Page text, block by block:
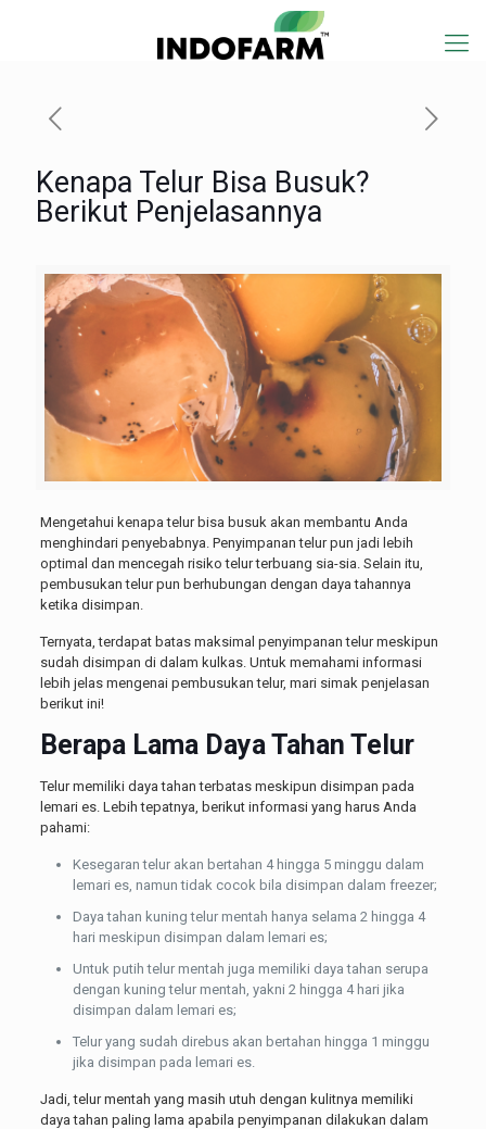
Kenapa Telur Bisa Busuk?
Berikut Penjelasannya
Mengetahui kenapa telur bisa busuk akan membantu Anda
menghindari penyebabnya. Penyimpanan telur pun jadi lebih
optimal dan mencegah risiko telur terbuang sia-sia. Selain itu,
pembusukan telur pun berhubungan dengan daya tahannya
ketika disimpan.
Ternyata, terdapat batas maksimal penyimpanan telur meskipun
sudah disimpan di dalam kulkas. Untuk memahami informasi
lebih jelas mengenai pembusukan telur, mari simak penjelasan
berikut ini!
Berapa Lama Daya Tahan Telur
Telur memiliki daya tahan terbatas meskipun disimpan pada
lemari es. Lebih tepatnya, berikut informasi yang harus Anda
pahami:
Kesegaran telur akan bertahan 4 hingga 5 minggu dalam
lemari es, namun tidak cocok bila disimpan dalam freezer;
Daya tahan kuning telur mentah hanya selama 2 hingga 4
hari meskipun disimpan dalam lemari es;
Untuk putih telur mentah juga memiliki daya tahan serupa
dengan kuning telur mentah, yakni 2 hingga 4 hari jika
disimpan dalam lemari es;
Telur yang sudah direbus akan bertahan hingga 1 minggu
jika disimpan pada lemari es.
Jadi, telur mentah yang masih utuh dengan kulitnya memiliki
daya tahan paling lama apabila penyimpanan dilakukan dalam